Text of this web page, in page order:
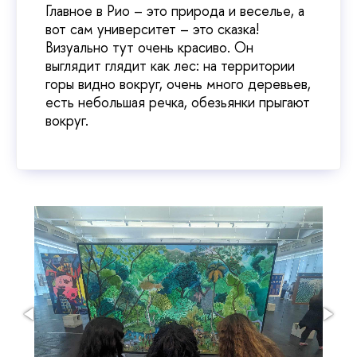
Главное в Рио – это природа и веселье, а
вот сам университет – это сказка!
Визуально тут очень красиво. Он
выглядит глядит как лес: на территории
горы видно вокруг, очень много деревьев,
есть небольшая речка, обезьянки прыгают
вокруг.